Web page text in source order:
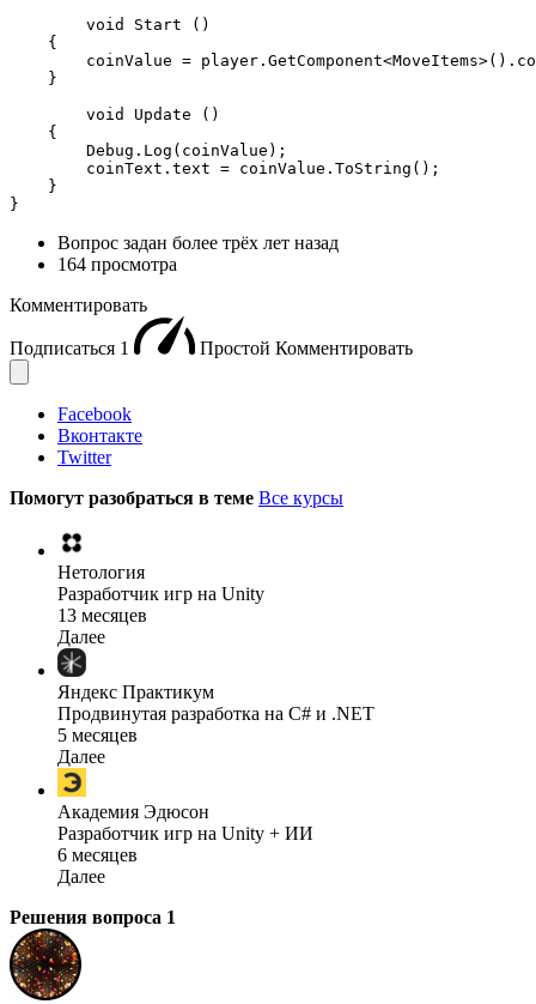
    {
coinValue =
    }
    {
        Debug.Log(coinValue);
        coinText.text = coinValue.ToString();
    }
}
Вопрос задан более трёх лет назад
164 просмотра
Комментировать
Подписаться 1 Простой Комментировать
Facebook
Вконтакте
Twitter
Помогут разобраться в теме Все курсы
Нетология
Разработчик игр на Unity
13 месяцев
Далее
Яндекс Практикум
Продвинутая разработка на C# и .NET
5 месяцев
Далее
Академия Эдюсон
Разработчик игр на Unity + ИИ
6 месяцев
Далее
Решения вопроса 1